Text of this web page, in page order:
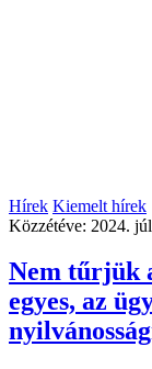
Hírek Kiemelt hírek
Közzétéve: 2024.
Nem tűrjük
egyes, az